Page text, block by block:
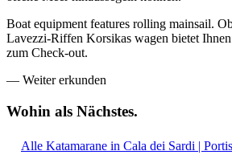
Boat equipment features rolling mainsail.
Lavezzi-Riffen Korsikas wagen bietet
zum Check-out.
— Weiter erkunden
Wohin als Nächstes.
Alle Katamarane in Cala dei Sardi |